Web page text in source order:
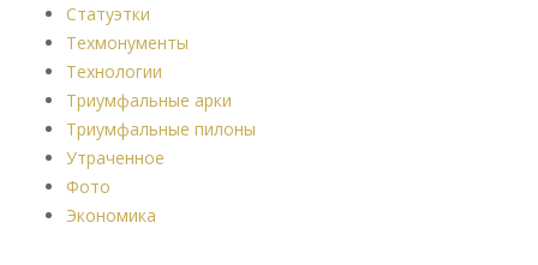
Статуэтки
Техмонументы
Технологии
Триумфальные арки
Триумфальные пилоны
Утраченное
Фото
Экономика